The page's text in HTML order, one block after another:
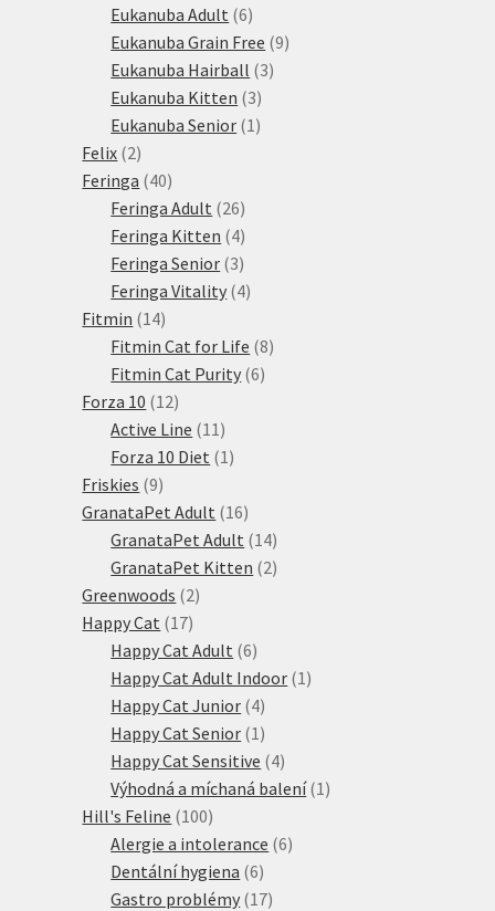
produktů
Eukanuba Adult 66
produktů
Eukanuba Grain Free 99
Eukanuba Hairball 33
Eukanuba Kitten 33
produkty
Eukanuba Senior 1 1
Felix 22
produkty
Feringa 4040
produktů
Feringa Adult 2626
produktů
Feringa Kitten 44
produkty
Feringa Senior 33
produkty
Feringa Vitality 44
Fitmin 1414
produktů
Fitmin Cat for Life 88
Fitmin Cat Purity 66
Forza 10 1212
produktů
Active Line 11 11
produktů
Forza 10 Diet 1 1
Friskies 99
produktů
GranataPet Adult 1616
produktů
GranataPet Adult 1414
produktů
GranataPet Kitten 22
Greenwoods 22
Happy Cat 1717
produktů
Happy Cat Adult 66
produktů
Happy Cat Adult Indoor 1 1
Happy Cat Junior 44
produkty
Happy Cat Senior 1 1
produkt
Happy Cat Sensitive 44
produkty
Výhodná a míchaná balení 1 1
Hill's Feline 100100
produktů
Alergie a intolerance 66
Dentální hygiena 66
produktů
Gastro problémy 1717